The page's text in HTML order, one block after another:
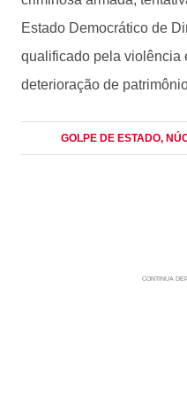
Estado Democrático de
qualificado pela violência
deterioração de
GOLPE DE ESTADO,